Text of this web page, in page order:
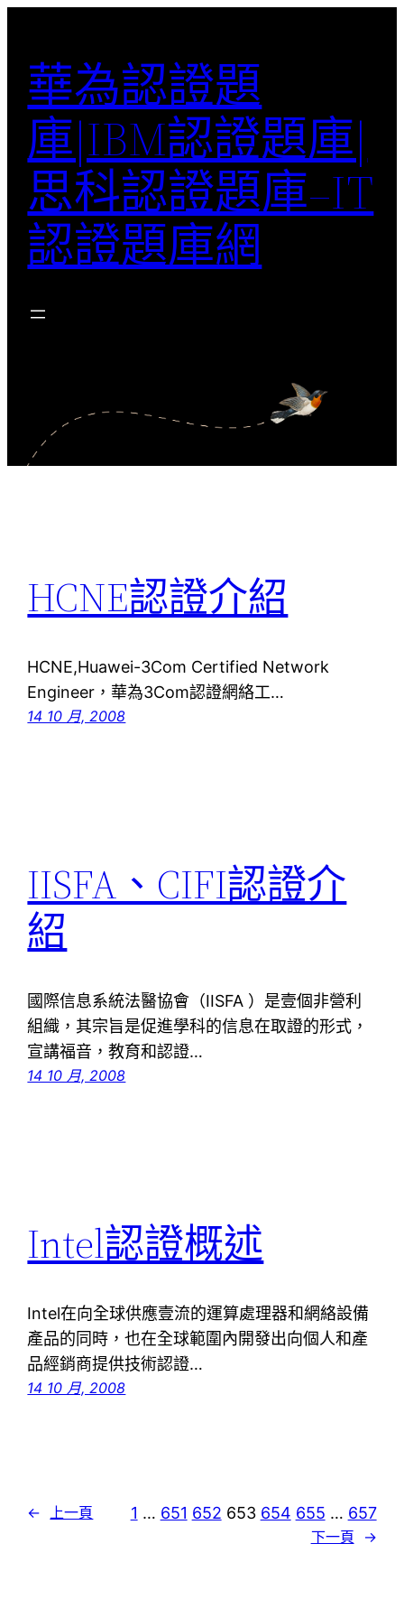
華為認證題
庫|IBM認證題庫|
思科認證題庫–IT
認證題庫網
HCNE認證介紹
HCNE,Huawei-3Com Certified Network
Engineer，華為3Com認證網絡工…
14 10 月, 2008
IISFA、CIFI認證介
紹
國際信息系統法醫協會（IISFA ）是壹個非營利
組織，其宗旨是促進學科的信息在取證的形式，
宣講福音，教育和認證…
14 10 月, 2008
Intel認證概述
Intel在向全球供應壹流的運算處理器和網絡設備
產品的同時，也在全球範圍內開發出向個人和產
品經銷商提供技術認證…
14 10 月, 2008
← 上一頁 1 … 651 652 653 654 655 … 657
下一頁 →